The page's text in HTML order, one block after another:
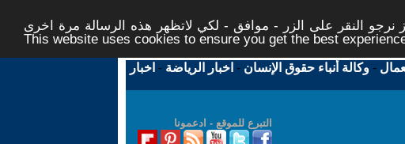
النقر على الزر - موافق - لكي لاتظهر هذه الرسالة مرة اخرى -
This website uses cookies to ensure you get the best
-وكالة أنباء حقوق الإنسان - اخبار الرياضة - اخبار
التبرع للموقع - ادعمونا